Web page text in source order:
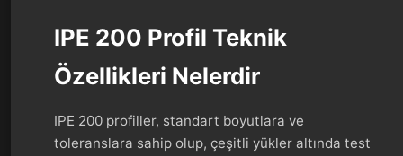
IPE 200 Profil Teknik
Özellikleri Nelerdir
IPE 200 profiller, standart boyutlara ve
toleranslara sahip olup, çeşitli yükler altında test